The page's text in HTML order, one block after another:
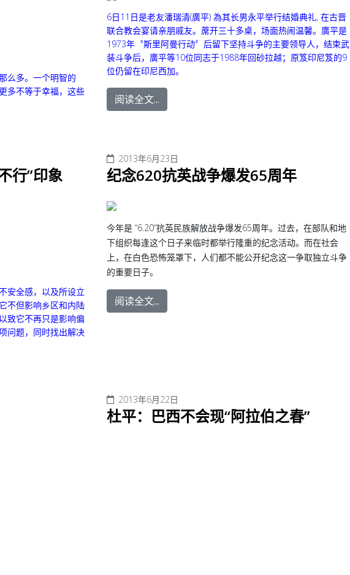
么多。一个明智的
多不等于幸福，这些
6日11日是老友潘瑞清(廣平) 為其长男永平举行结婚典礼, 在古晋
联合教会宴请亲朋戚友。蓆开三十多桌，场面热闹温馨。廣平是
1973年〝斯里阿曼行动〞后留下坚持斗争的主要领导人，结束武
装斗争后，廣平等10位同志于1988年回砂拉越；原笈印尼笈的9
位仍留在印尼西加。
阅读全文...
行”印象
安全感，以及所设立
不但影响乡区和内陆
致它不再只是影响偏
问题，同时找出解决
2013年6月23日
纪念620抗英战争爆发65周年
今年是 “6.20”抗英民族解放战争爆发65周年。过去，在部队和地
下组织每逢这个日子来临时都举行隆重的纪念活动。而在社会
上，在白色恐怖笼罩下，人们都不能公开纪念这一争取独立斗争
的重要日子。
阅读全文...
2013年6月22日
杜平：巴西不会现“阿拉伯之春”